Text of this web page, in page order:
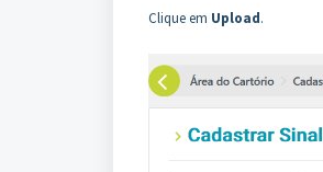
Clique em Upload.